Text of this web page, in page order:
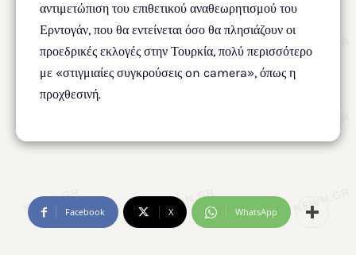
αντιμετώπιση του επιθετικού αναθεωρητισμού του
Ερντογάν, που θα εντείνεται όσο θα πλησιάζουν οι
προεδρικές εκλογές στην Τουρκία, πολύ περισσότερο
με «στιγμιαίες συγκρούσεις on camera», όπως η
προχθεσινή.
Facebook X WhatsApp